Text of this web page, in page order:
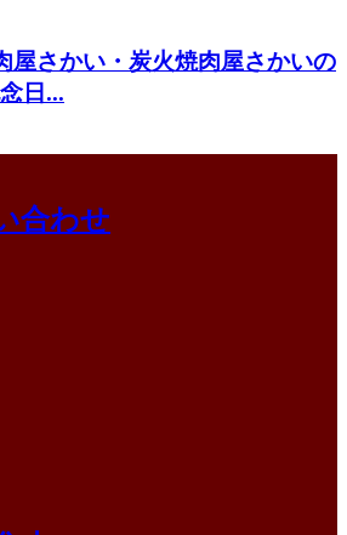
屋さかい・炭火焼肉屋さかいの
日...
合わせ